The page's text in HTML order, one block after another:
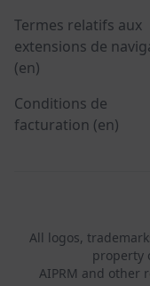
Termes relatifs aux
extensions de
(en)
Conditions de
facturation (en)
All logos,
property
AIPRM and other